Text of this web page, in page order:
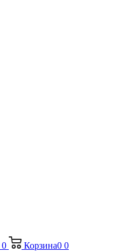
0 Корзина0 0